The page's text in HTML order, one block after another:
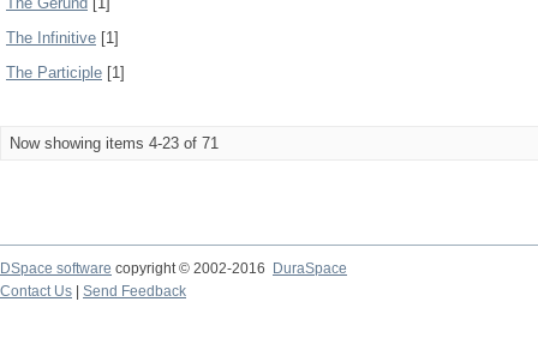
The Infinitive [1]
The Participle [1]
Now showing items 4-23 of 71
DSpace software copyright © 2002-2016
DuraSpace
Contact Us
Send Feedback